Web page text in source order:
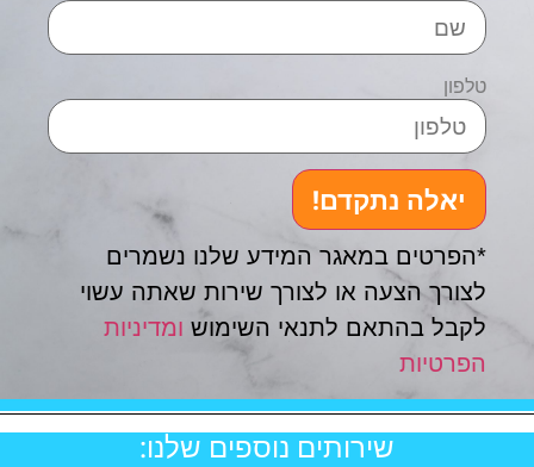
טלפון
יאלה נתקדם!
*הפרטים במאגר המידע שלנו נשמרים
לצורך הצעה או לצורך שירות שאתה עשוי
לקבל בהתאם לתנאי השימוש ומדיניות
הפרטיות
שירותים נוספים שלנו: